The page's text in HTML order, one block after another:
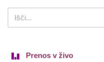
Prenos v živo